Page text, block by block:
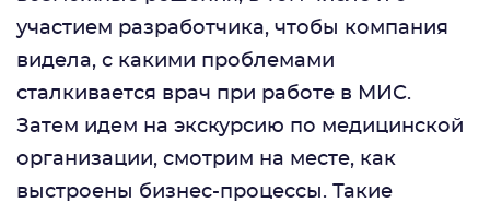
участием разработчика, чтобы компания
видела, с какими проблемами
сталкивается врач при работе в МИС.
Затем идем на экскурсию по медицинской
организации, смотрим на месте, как
выстроены бизнес-процессы. Такие